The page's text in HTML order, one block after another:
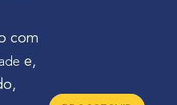
com
e,